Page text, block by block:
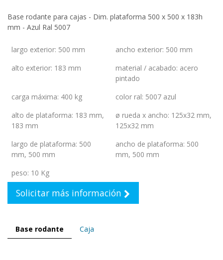
Base rodante para cajas - Dim. plataforma 500 x 500 x 183h
mm - Azul Ral 5007
largo exterior: 500 mm ancho exterior: 500 mm
alto exterior: 183 mm material / acabado: acero
pintado
carga máxima: 400 kg color ral: 5007 azul
alto de plataforma: 183 mm,
183 mm
ø rueda x ancho: 125x32 mm,
125x32 mm
largo de plataforma: 500
mm, 500 mm
ancho de plataforma: 500
mm, 500 mm
peso: 10 Kg
Solicitar más información
Base rodante Caja